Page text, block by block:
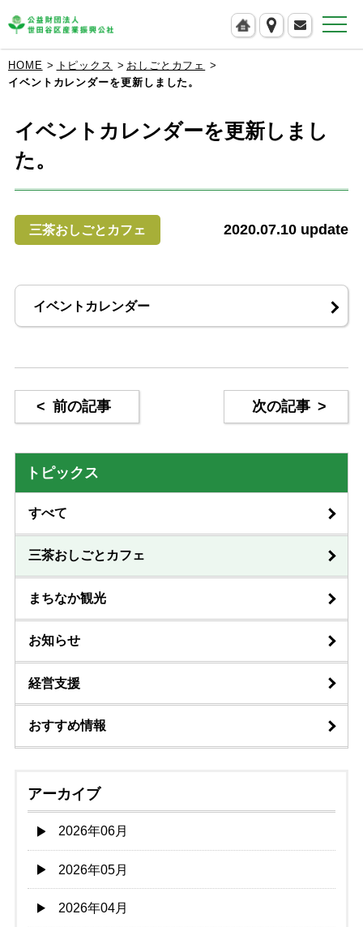
HOME トピックス
おしごとカフェ
イベントカレンダーを更新しました。
イベントカレンダーを更新しまし
た。
三茶おしごとカフェ 2020.07.10 update
イベントカレンダー
< 前の記事 次の記事 >
トピックス
すべて
三茶おしごとカフェ
まちなか観光
お知らせ
経営支援
おすすめ情報
アーカイブ
2026年06月
2026年05月
2026年04月